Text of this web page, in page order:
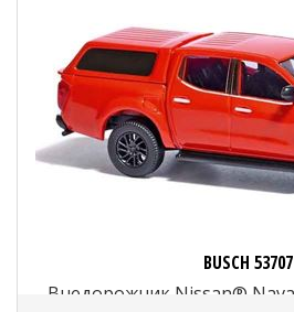
BUSCH 53707
Внедорожник Nissan®